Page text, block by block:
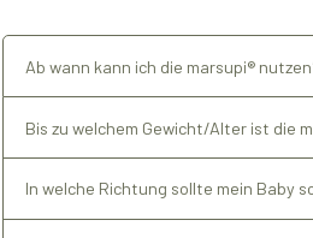
Ab wann kann ich die marsupi®
Bis zu welchem Gewicht/Alter ist die
In welche Richtung sollte mein Baby